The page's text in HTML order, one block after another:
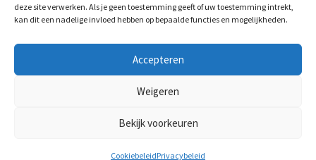
deze site verwerken. Als je geen toestemming geeft of uw toestemming intrekt,
kan dit een nadelige invloed hebben op bepaalde functies en mogelijkheden.
Accepteren
Weigeren
Bekijk voorkeuren
CookiebeleidPrivacybeleid
Toevoegen aan winkelwagen